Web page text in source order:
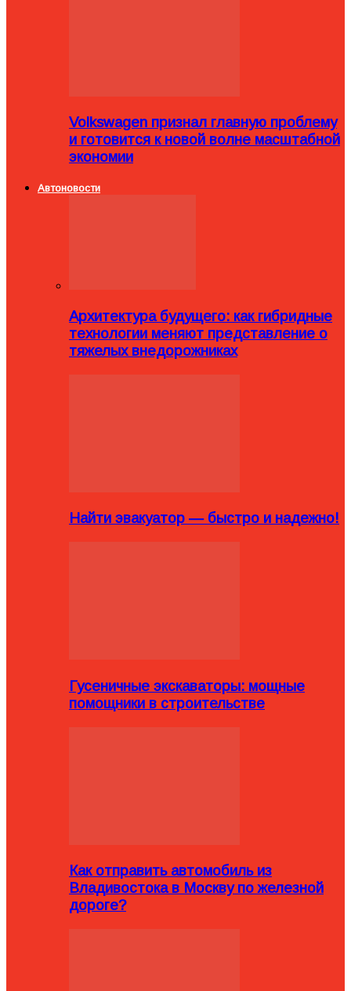
Volkswagen признал главную проблему
и готовится к новой волне масштабной
экономии
Автоновости
Архитектура будущего: как гибридные
технологии меняют представление о
тяжелых внедорожниках
Найти эвакуатор — быстро и надежно!
Гусеничные экскаваторы: мощные
помощники в строительстве
Как отправить автомобиль из
Владивостока в Москву по железной
дороге?